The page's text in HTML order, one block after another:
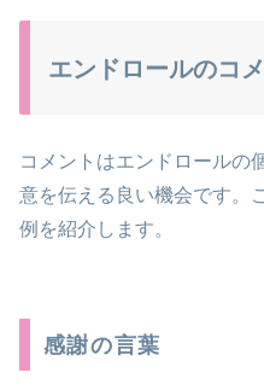
エンドロールのコ
コメントはエンドロールの
意を伝える良い機会です。
例を紹介します。
感謝の言葉